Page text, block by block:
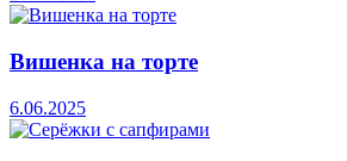
Вишенка на торте
6.06.2025